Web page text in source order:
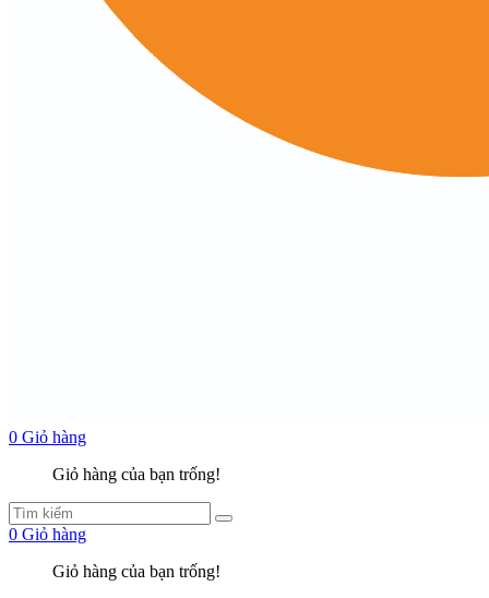
0 Giỏ hàng
Giỏ hàng của bạn trống!
0 Giỏ hàng
Giỏ hàng của bạn trống!